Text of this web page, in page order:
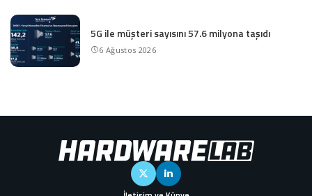
5G ile müşteri sayısını 57.6 milyona taşıdı
6 Ağustos 2026